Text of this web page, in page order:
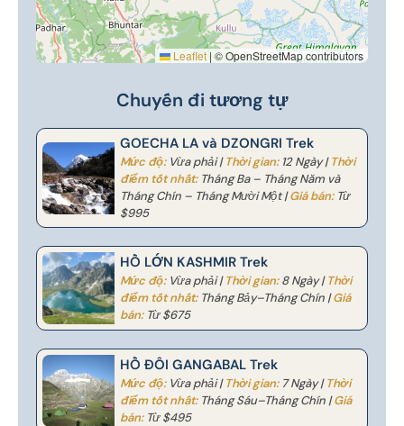
Leaflet | © OpenStreetMap contributors
Chuyến đi tương tự
GOECHA LA và DZONGRI Trek
Mức độ:Vừa phải |Thời gian:12 Ngày |Thời
điểm tốt nhất:Tháng Ba – Tháng Năm và
Tháng Chín – Tháng Mười Một |Giá bán:Từ
$995
HỒ LỚN KASHMIR Trek
Mức độ:Vừa phải |Thời gian:8 Ngày |Thời
điểm tốt nhất:Tháng Bảy–Tháng Chín |Giá
bán:Từ $675
HỒ ĐÔI GANGABAL Trek
Mức độ:Vừa phải |Thời gian:7 Ngày |Thời
điểm tốt nhất:Tháng Sáu–Tháng Chín |Giá
bán:Từ $495